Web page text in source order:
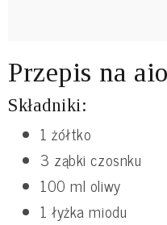
Przepis na
Składniki:
1 żółtko
3 ząbki czosnku
100 ml oliwy
1 łyżka miodu